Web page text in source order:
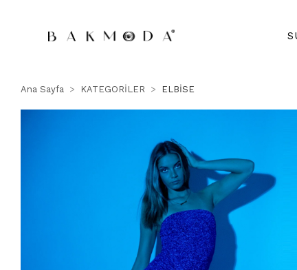
Ana Sayfa KATEGORİLER ELBİSE